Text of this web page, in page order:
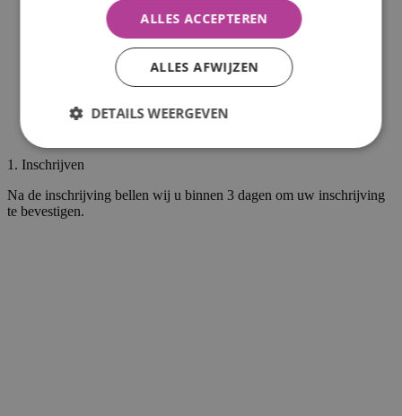
1. Inschrijven
Na de inschrijving bellen wij u binnen 3 dagen om uw inschrijving
te bevestigen.
ALLES ACCEPTEREN
ALLES AFWIJZEN
DETAILS WEERGEVEN